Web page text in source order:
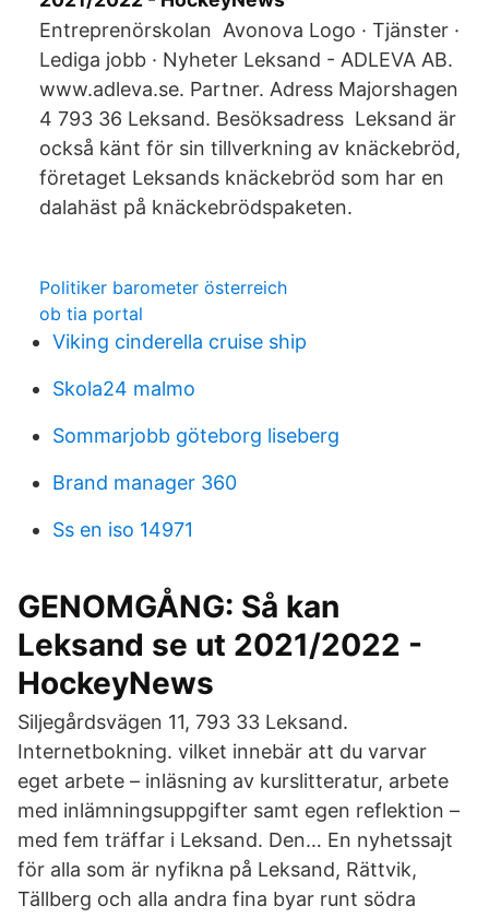
Entreprenörskolan Avonova Logo · Tjänster ·
Lediga jobb · Nyheter Leksand - ADLEVA AB.
www.adleva.se. Partner. Adress Majorshagen
4 793 36 Leksand. Besöksadress Leksand är
också känt för sin tillverkning av knäckebröd,
företaget Leksands knäckebröd som har en
dalahäst på knäckebrödspaketen.
Politiker barometer österreich
ob tia portal
Viking cinderella cruise ship
Skola24 malmo
Sommarjobb göteborg liseberg
Brand manager 360
Ss en iso 14971
GENOMGÅNG: Så kan
Leksand se ut 2021/2022 -
HockeyNews
Siljegårdsvägen 11, 793 33 Leksand.
Internetbokning. vilket innebär att du varvar
eget arbete – inläsning av kurslitteratur, arbete
med inlämningsuppgifter samt egen reflektion –
med fem träffar i Leksand. Den… En nyhetssajt
för alla som är nyfikna på Leksand, Rättvik,
Tällberg och alla andra fina byar runt södra